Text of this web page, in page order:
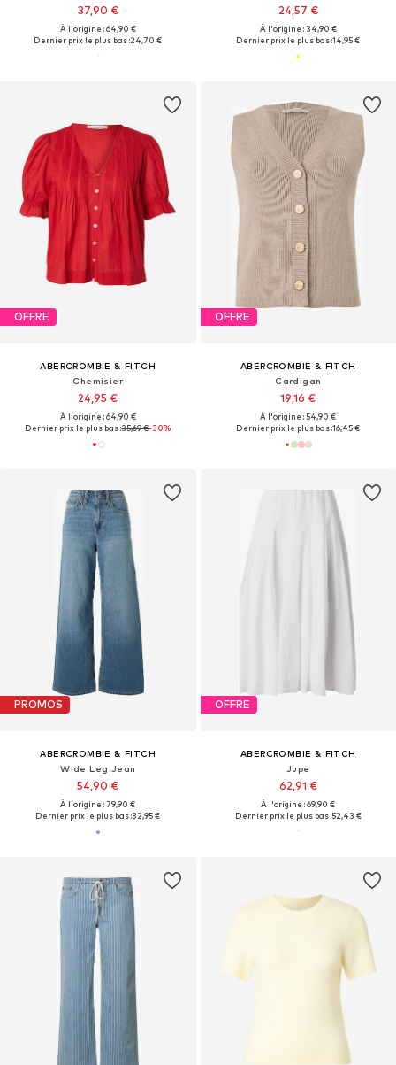
37,90 €
À l'origine : 64,90 €
Dernier prix le plus bas :24,70 €
24,57 €
À l'origine : 34,90 €
Dernier prix le plus bas :14,95 €
OFFRE
ABERCROMBIE & FITCH
Chemisier
24,95 €
À l'origine : 64,90 €
Dernier prix le plus bas :35,69 €-30%
OFFRE
ABERCROMBIE & FITCH
Cardigan
19,16 €
À l'origine : 54,90 €
Dernier prix le plus bas :16,45 €
PROMOS
ABERCROMBIE & FITCH
Wide Leg Jean
54,90 €
À l'origine : 79,90 €
Dernier prix le plus bas :32,95 €
OFFRE
ABERCROMBIE & FITCH
Jupe
62,91 €
À l'origine : 69,90 €
Dernier prix le plus bas :52,43 €